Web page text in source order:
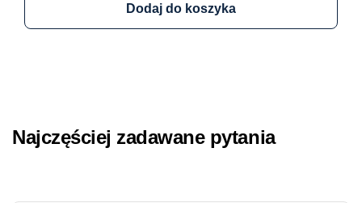
Dodaj do koszyka
Najczęściej zadawane pytania